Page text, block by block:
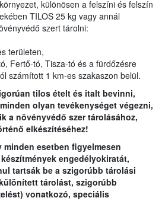
különösen a felszíni és felszín
TILOS 25 kg vagy annál
szert tárolni:
területen,
Fertő-tó, Tisza-tó és a fürdőzésre
számított 1 km-es szakaszon belül.
tilos ételt és italt bevinni,
olyan tevékenységet végezni,
a növényvédő szer tárolásához,
elkészítéséhez!
esetben figyelmesen
engedélyokiratát,
tartsák be a szigorúbb tárolási
tárolást, szigorúbb
vonatkozó, speciális